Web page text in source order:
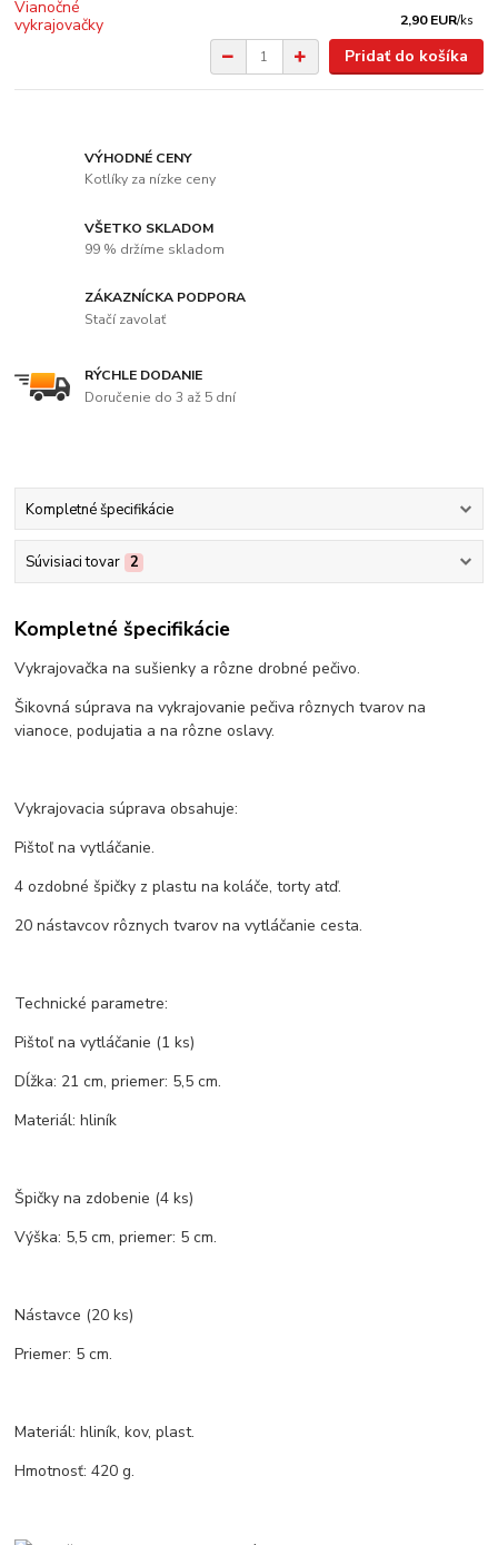
2,90 EUR/ks
Pridať do košíka
VÝHODNÉ CENY
Kotlíky za nízke ceny
VŠETKO SKLADOM
99 % držíme skladom
ZÁKAZNÍCKA PODPORA
Stačí zavolať
RÝCHLE DODANIE
Doručenie do 3 až 5 dní
Kompletné špecifikácie
Súvisiaci tovar 2
Kompletné špecifikácie
Vykrajovačka na sušienky a rôzne drobné pečivo.
Šikovná súprava na vykrajovanie pečiva rôznych tvarov na
vianoce, podujatia a na rôzne oslavy.
Vykrajovacia súprava obsahuje:
Pištoľ na vytláčanie.
4 ozdobné špičky z plastu na koláče, torty atď.
20 nástavcov rôznych tvarov na vytláčanie cesta.
Technické parametre:
Pištoľ na vytláčanie (1 ks)
Dĺžka: 21 cm, priemer: 5,5 cm.
Materiál: hliník
Špičky na zdobenie (4 ks)
Výška: 5,5 cm, priemer: 5 cm.
Nástavce (20 ks)
Priemer: 5 cm.
Materiál: hliník, kov, plast.
Hmotnosť: 420 g.